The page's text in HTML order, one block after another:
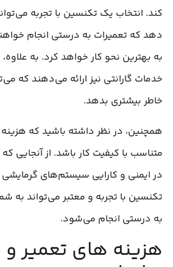
کند. انتخاب یک تکنسین با تجربه
دهد که تعمیرات به درستی انجام
به بهترین نحو کار خواهد کرد. به
خدمات گارانتی نیز ارائه می‌دهند که
خاطر بیشتری بدهد.
همچنین، در نظر داشته باشید که هزینه
متناسب با کیفیت کار باشد. از
در ایمنی و کارایی سیستم‌های گرمایشی
تکنسین با تجربه و معتبر می‌تواند به
به درستی انجام می‌شود.
هزینه‌ های تعمیر